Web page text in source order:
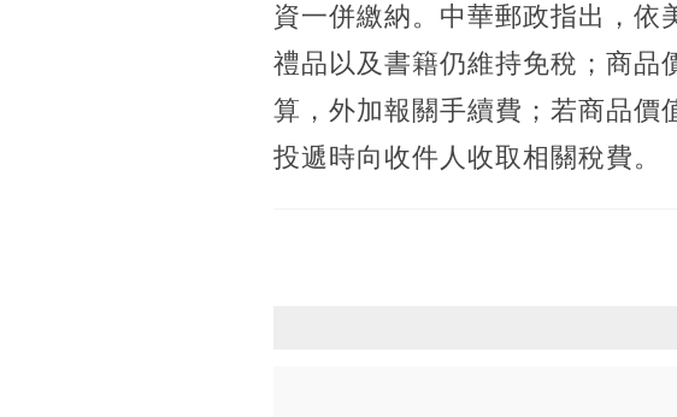
資一併繳納。中華郵政指出，依
禮品以及書籍仍維持免稅；商品
算，外加報關手續費；若商品價
投遞時向收件人收取相關稅費。